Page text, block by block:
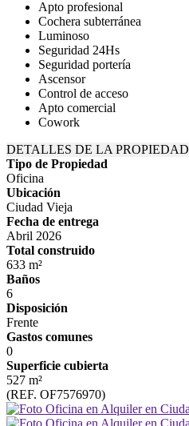
Apto profesional
Cochera subterránea
Luminoso
Seguridad 24Hs
Seguridad portería
Ascensor
Control de acceso
Apto comercial
Cowork
DETALLES DE LA PROPIEDAD
Tipo de Propiedad
Oficina
Ubicación
Ciudad Vieja
Fecha de entrega
Abril 2026
Total construido
633 m²
Baños
6
Disposición
Frente
Gastos comunes
0
Superficie cubierta
527 m²
(REF. OF7576970)